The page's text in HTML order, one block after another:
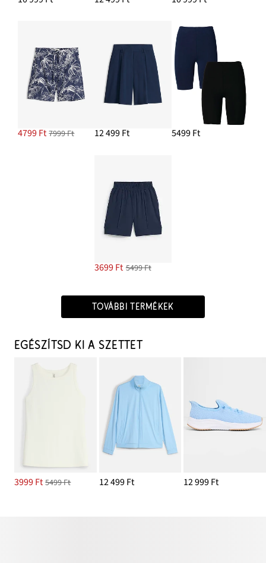
4799 Ft 7999 Ft 12 499 Ft 5499 Ft
3699 Ft 5499 Ft
TOVÁBBI TERMÉKEK
EGÉSZÍTSD KI A SZETTET
3999 Ft 5499 Ft 12 499 Ft 12 999 Ft